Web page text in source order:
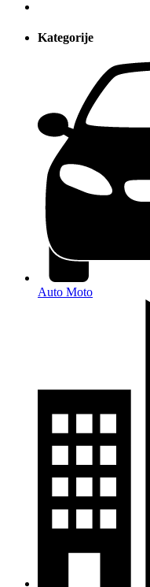
Kategorije
Auto Moto